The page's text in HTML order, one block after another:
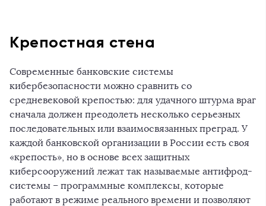
Крепостная стена
Современные банковские системы
кибербезопасности можно сравнить со
средневековой крепостью: для удачного штурма враг
сначала должен преодолеть несколько серьезных
последовательных или взаимосвязанных преград. У
каждой банковской организации в России есть своя
«крепость», но в основе всех защитных
киберсооружений лежат так называемые антифрод-
системы – программные комплексы, которые
работают в режиме реального времени и позволяют